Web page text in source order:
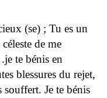
(se) ; Tu es un
de me
te bénis en
blessures du rejet,
souffert. Je te bénis